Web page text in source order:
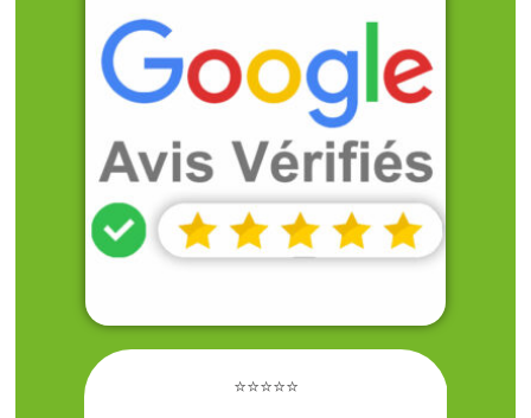
nécessaire
• Garantie de résultats pour nos contrats
• Explications et recommandations
⭐⭐⭐⭐⭐